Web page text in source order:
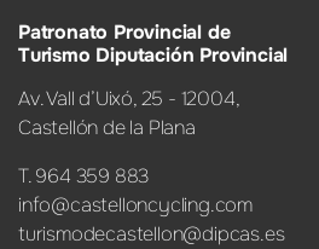
Patronato Provincial de
Turismo Diputación Provincial
Av. Vall d’Uixó, 25 - 12004,
Castellón de la Plana
T. 964 359 883
info@castelloncycling.com
turismodecastellon@dipcas.es